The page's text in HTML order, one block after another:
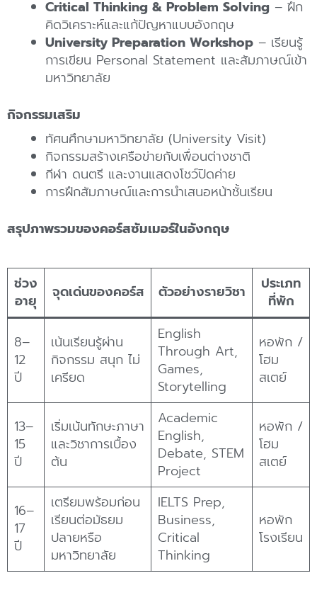
Critical Thinking & Problem Solving – ฝึก
คิดวิเคราะห์และแก้ปัญหาแบบอังกฤษ
University Preparation Workshop – เรียนรู้
การเขียน Personal Statement และสัมภาษณ์เข้า
มหาวิทยาลัย
กิจกรรมเสริม
ทัศนศึกษามหาวิทยาลัย (University Visit)
กิจกรรมสร้างเครือข่ายกับเพื่อนต่างชาติ
กีฬา ดนตรี และงานแสดงโชว์ปิดค่าย
การฝึกสัมภาษณ์และการนำเสนอหน้าชั้นเรียน
สรุปภาพรวมของคอร์สซัมเมอร์ในอังกฤษ
ช่วง
อายุ
จุดเด่นของคอร์ส ตัวอย่างรายวิชา
ประเภท
ที่พัก
8–
12
ปี
เน้นเรียนรู้ผ่าน
กิจกรรม สนุก ไม่
เครียด
English
Through Art,
Games,
Storytelling
หอพัก /
โฮม
สเตย์
13–
15
ปี
เริ่มเน้นทักษะภาษา
และวิชาการเบื้อง
ต้น
Academic
English,
Debate, STEM
Project
หอพัก /
โฮม
สเตย์
16–
17
ปี
เตรียมพร้อมก่อน
เรียนต่อมัธยม
ปลายหรือ
มหาวิทยาลัย
IELTS Prep,
Business,
Critical
Thinking
หอพัก
โรงเรียน